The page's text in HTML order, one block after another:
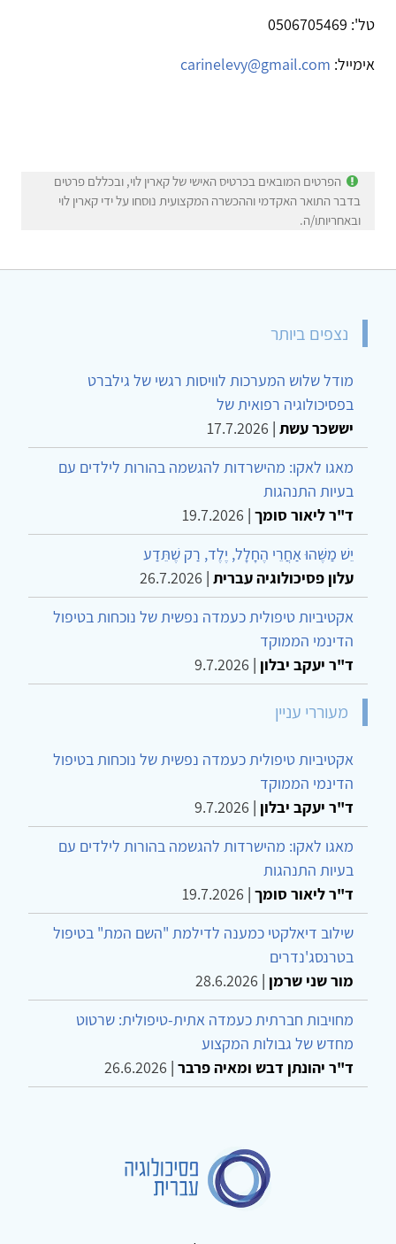
טל': 0506705469
אימייל: carinelevy@gmail.com
הפרטים המובאים בכרטיס האישי של קארין לוי, ובכללם פרטים
בדבר התואר האקדמי וההכשרה המקצועית נוסחו על ידי קארין לוי
ובאחריותו/ה.
נצפים ביותר
מודל שלוש המערכות לוויסות רגשי של גילברט
בפסיכולוגיה רפואית של
יששכר עשת |
17.7.2026
מאגו לאקו: מהישרדות להגשמה בהורות לילדים עם
בעיות התנהגות
ד"ר ליאור סומך |
19.7.2026
יֵשׁ מַשֶּׁהוּ אַחֲרֵי הֶחָלָל, יֶלֶד, רַק שֶׁתֵּדַע
עלון פסיכולוגיה עברית |
26.7.2026
אקטיביות טיפולית כעמדה נפשית של נוכחות בטיפול
הדינמי הממוקד
ד"ר יעקב יבלון |
9.7.2026
מעוררי עניין
אקטיביות טיפולית כעמדה נפשית של נוכחות בטיפול
הדינמי הממוקד
ד"ר יעקב יבלון |
9.7.2026
מאגו לאקו: מהישרדות להגשמה בהורות לילדים עם
בעיות התנהגות
ד"ר ליאור סומך |
19.7.2026
שילוב דיאלקטי כמענה לדילמת "השם המת" בטיפול
בטרנסג'נדרים
מור שני שרמן |
28.6.2026
מחויבות חברתית כעמדה אתית-טיפולית: שרטוט
מחדש של גבולות המקצוע
ד"ר יהונתן דבש ומאיה פרבר |
26.6.2026